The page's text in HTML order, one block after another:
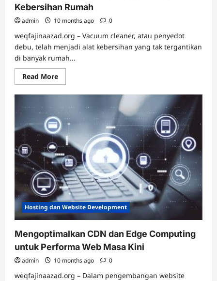
Kebersihan Rumah
admin 10 months ago 0
weqfajinaazad.org – Vacuum cleaner, atau penyedot
debu, telah menjadi alat kebersihan yang tak tergantikan
di banyak rumah...
Read MoreRead
more
Vacuum
Modern
untuk
Kebersihan
Rumah
Hosting dan Website Development
Mengoptimalkan CDN dan Edge Computing
untuk Performa Web Masa Kini
admin 10 months ago 0
weqfajinaazad.org – Dalam pengembangan website